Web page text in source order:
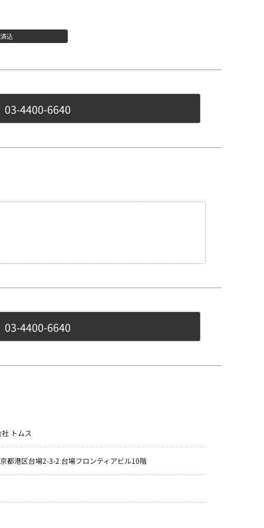
プライバシーポリシー
込
03-4400-6640
03-4400-6640
トムス
都港区台場2-3-2 台場フロンティアビル10階